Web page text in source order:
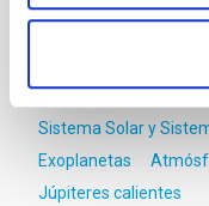
Astrofísica
Medios
Sistema Solar y
Exoplanetas
Júpiteres calientes